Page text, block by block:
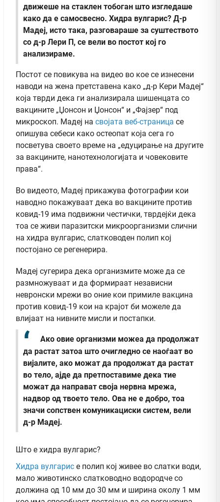
движеше на стаклен тобоган што изгледаше
како да е самосвесно. Хидра вулгарис? Д-р
Мадеј, исто така, разговараше за суштеството
со д-р Лери П, се вели во постот кој го
анализираме.
Постот се повикува на видео во кое се изнесени
наводи на жена претставена како „д-р Кери Мадеј“
која тврди дека ги анализирала шишенцата со
вакцините „Џонсон и Џонсон“ и „Фајзер“ под
микроскоп. Мадеј на својата веб-страница се
опишува себеси како остеопат која сега го
посветува своето време на „едуцирање на другите
за вакцините, нанотехнологијата и човековите
права“.
Во видеото, Мадеј прикажува фотографии кои
наводно покажуваат дека во вакцините против
ковид-19 има подвижни честички, тврдејќи дека
тоа се живи паразитски микроорганизми слични
на хидра вулгарис, слатководен полип кој
постојано се регенерира.
Мадеј сугерира дека организмите може да се
размножуваат и да формираат независни
невронски мрежи во оние кои примиле вакцина
против ковид-19 кои на крајот би можеле да
влијаат на нивните мисли и постапки.
Ако овие организми можеа да продолжат
да растат затоа што очигледно се наоѓаат во
вијалите, ако можат да продолжат да растат
во тело, ајде да претпоставиме дека тие
можат да направат своја нервна мрежа,
надвор од твоето тело. Ова не е добро, тоа
значи сопствен комуникациски систем, вели
д-р Мадеј.
Што е хидра вулгарис?
Хидра вулгарис е полип кој живее во слатки води,
мало животинско слатководно водородче со
должина од 10 мм до 30 мм и ширина околу 1 мм